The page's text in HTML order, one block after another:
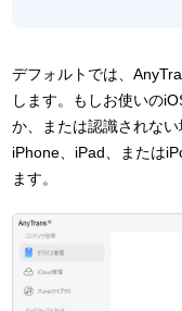
デフォルトでは、
します。もしお使いの
か、または認識されな
iPhone、iPad、または
ます。